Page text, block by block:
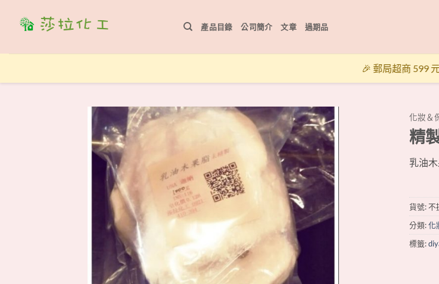
產品目錄 公司簡介 文章 過期品
🎉 郵局超商 599
化妝＆
精
乳油
貨號:不
分類:化
標籤: